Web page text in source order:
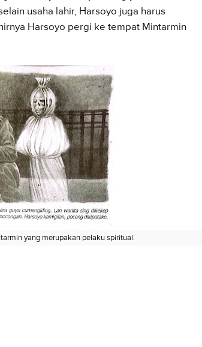
usaha lahir, Harsoyo juga harus
Harsoyo pergi ke tempat Mintarmin
yang merupakan pelaku spiritual.